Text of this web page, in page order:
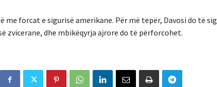
forcat e sigurisë amerikane. Për më tepër, Davosi do të
dhe mbikëqyrja ajrore do të përforcohet.